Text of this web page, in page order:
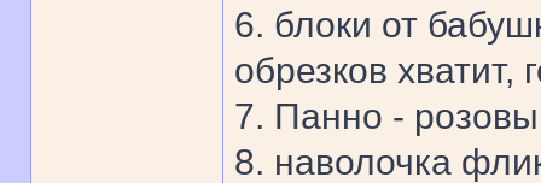
6. блоки от
обрезков хватит,
7. Панно -
8. наволочка